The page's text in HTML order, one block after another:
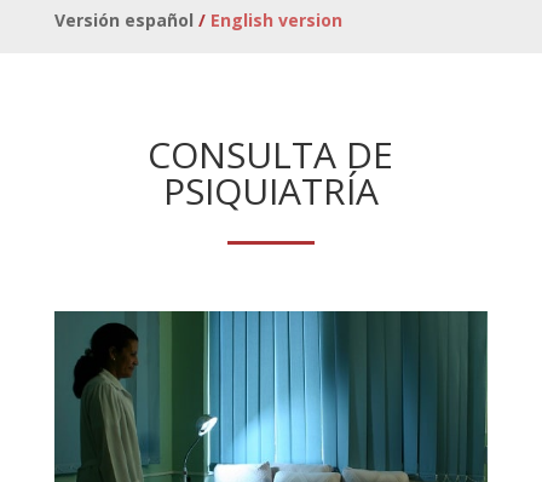
Versión español / English version
CONSULTA DE
PSIQUIATRÍA